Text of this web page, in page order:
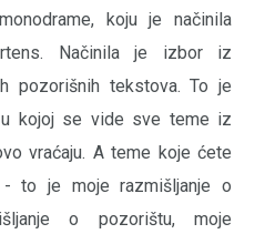
koju je načinila
Načinila je izbor iz
pozorišnih tekstova. To je
u kojoj se vide sve teme iz
vraćaju. A teme koje ćete
to je moje razmišljanje o
o pozorištu, moje